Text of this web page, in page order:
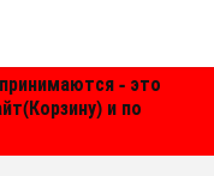
- это
и по